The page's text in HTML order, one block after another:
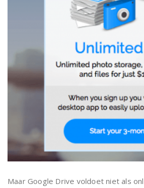
Maar Google Drive voldoet niet als